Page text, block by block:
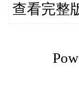
查看完整